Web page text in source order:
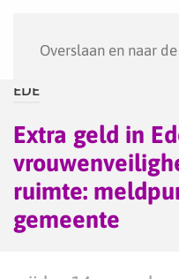
Overslaan en naar
EDE
Extra geld in
ruimte:
gemeente